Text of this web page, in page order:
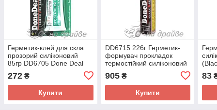
Герметик-клей для скла
прозорий силіконовий
85гр DD6705 Done Deal
272 ₴
Купити
DD6715 226г Герметик-
формувач прокладок
термостійкий силіконовий
чорний "OEM" Done Deal
905₴
Купити
83